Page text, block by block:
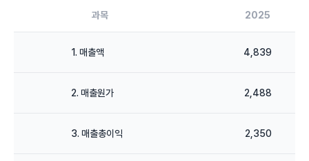
과목 2025
1. 매출액 4,839
2. 매출원가 2,488
3. 매출총이익 2,350